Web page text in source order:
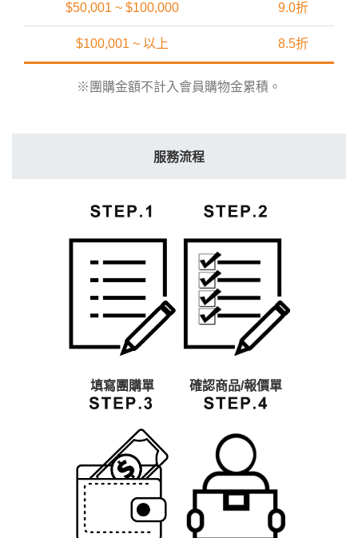
$50,001 ~ $100,000 9.0折
$100,001 ~ 以上 8.5折
※團購金額不計入會員購物金累積。
服務流程
填寫團購單 確認商品/報價單